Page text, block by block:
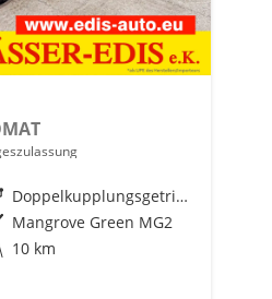
Doppelkupplungsgetriebe (DSG)
Mangrove Green MG2
10 km